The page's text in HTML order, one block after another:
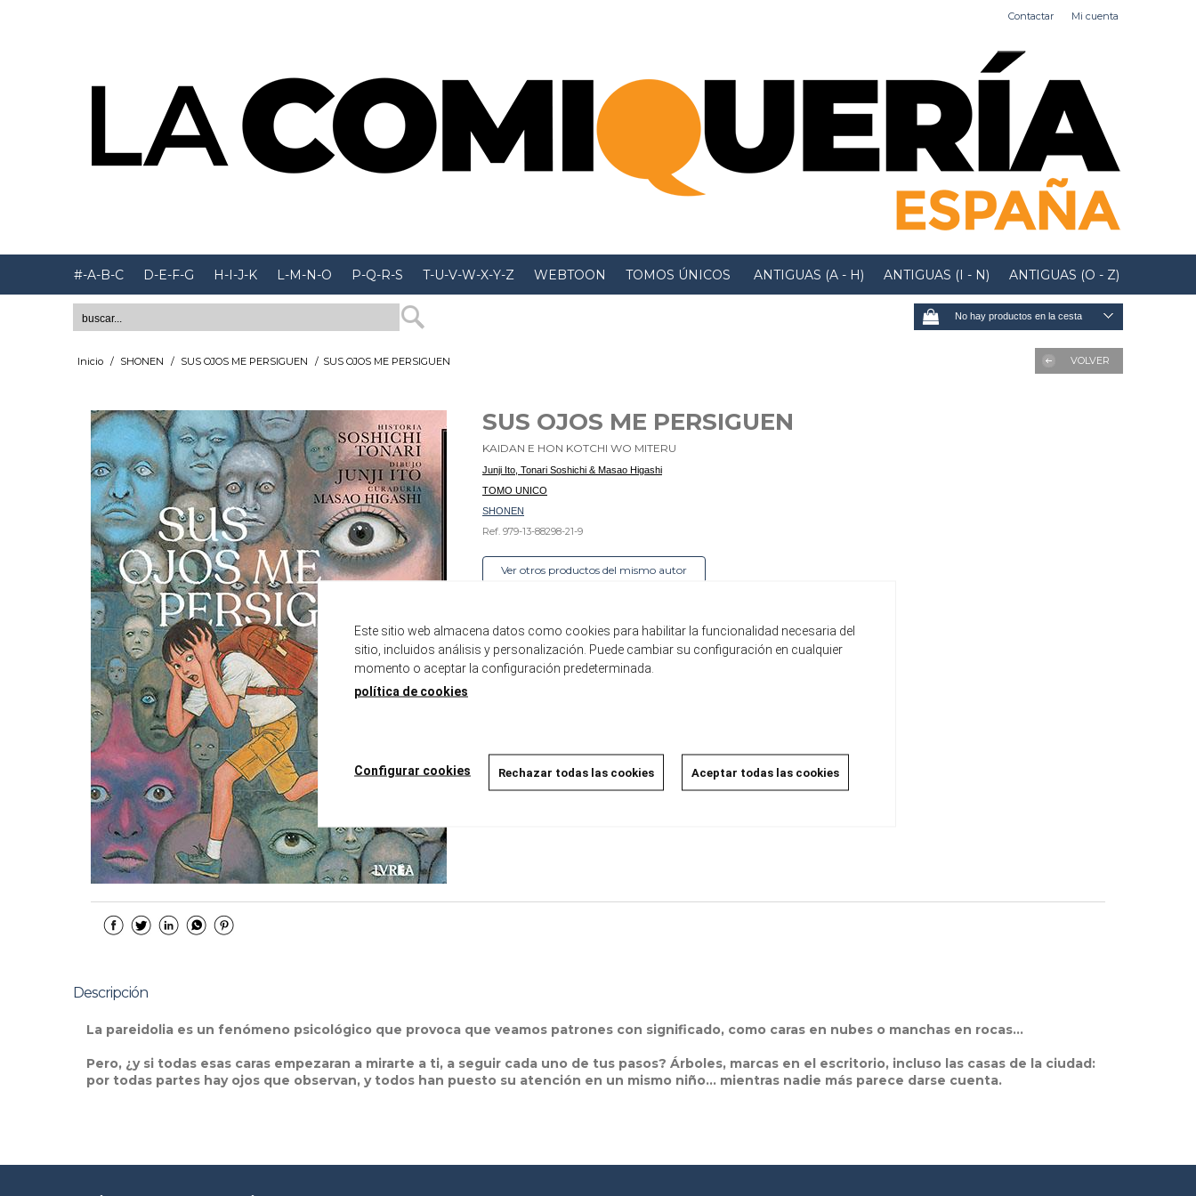
Contactar Mi cuenta
#-A-B-C D-E-F-G H-I-J-K L-M-N-O P-Q-R-S T-U-V-W-X-Y-Z WEBTOON TOMOS ÚNICOS ANTIGUAS (A - H) ANTIGUAS (I - N) ANTIGUAS (O - Z)
No hay productos en la cesta
Inicio / SHONEN / SUS OJOS ME PERSIGUEN / SUS OJOS ME PERSIGUEN VOLVER
SUS OJOS ME PERSIGUEN
KAIDAN E HON KOTCHI WO MITERU
Junji Ito, Tonari Soshichi & Masao Higashi
TOMO UNICO
SHONEN
Ref. 979-13-88298-21-9
Ver otros productos del mismo autor
Formato 22 x 29 con tapa dura
Integramente a color
AÑADIR A LA CESTA
Descripción
La pareidolia es un fenómeno psicológico que provoca que veamos patrones con significado, como caras en nubes o manchas en rocas…
Pero, ¿y si todas esas caras empezaran a mirarte a ti, a seguir cada uno de tus pasos? Árboles, marcas en el escritorio, incluso las casas de la ciudad:
por todas partes hay ojos que observan, y todos han puesto su atención en un mismo niño… mientras nadie más parece darse cuenta.
Este sitio web almacena datos como cookies para habilitar la funcionalidad necesaria del
sitio, incluidos análisis y personalización. Puede cambiar su configuración en cualquier
momento o aceptar la configuración predeterminada.
política de cookies
Configurar cookies Rechazar todas las cookies Aceptar todas las cookies